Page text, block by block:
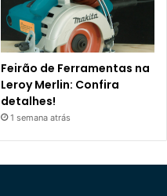
Feirão de Ferramentas na
Leroy Merlin: Confira
detalhes!
1 semana atrás